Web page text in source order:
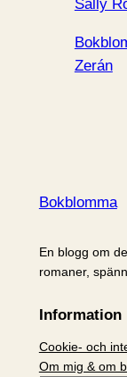
Sally
Zerán
Bokblomma
En blogg om
romaner,
Information
Cookie- och
Om mig & om